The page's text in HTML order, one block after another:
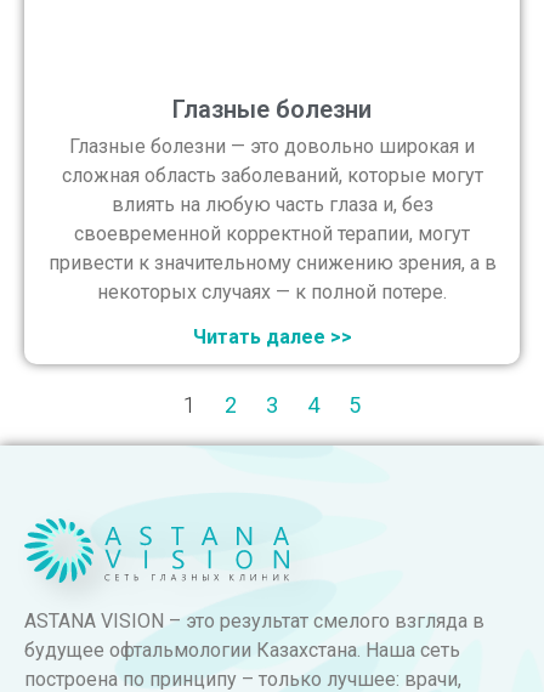
Глазные болезни
Глазные болезни — это довольно широкая и
сложная область заболеваний, которые могут
влиять на любую часть глаза и, без
своевременной корректной терапии, могут
привести к значительному снижению зрения, а в
некоторых случаях — к полной потере.
Читать далее >>
1 2 3 4 5
ASTANA VISION – это результат смелого взгляда в
будущее офтальмологии Казахстана. Наша сеть
построена по принципу – только лучшее: врачи,